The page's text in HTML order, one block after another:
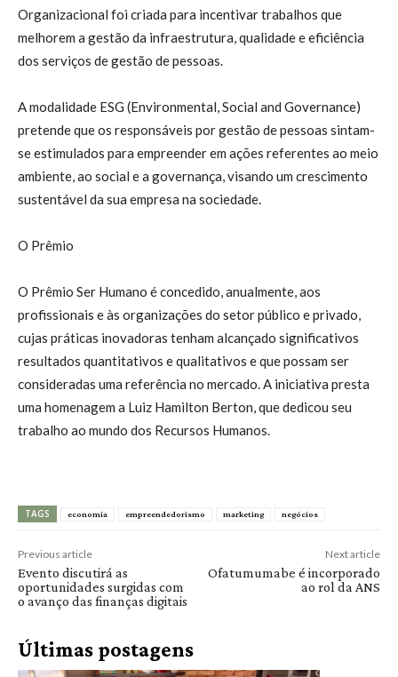
Organizacional foi criada para incentivar trabalhos que
melhorem a gestão da infraestrutura, qualidade e eficiência
dos serviços de gestão de pessoas.
A modalidade ESG (Environmental, Social and Governance)
pretende que os responsáveis por gestão de pessoas sintam-
se estimulados para empreender em ações referentes ao meio
ambiente, ao social e a governança, visando um crescimento
sustentável da sua empresa na sociedade.
O Prêmio
O Prêmio Ser Humano é concedido, anualmente, aos
profissionais e às organizações do setor público e privado,
cujas práticas inovadoras tenham alcançado significativos
resultados quantitativos e qualitativos e que possam ser
consideradas uma referência no mercado. A iniciativa presta
uma homenagem a Luiz Hamilton Berton, que dedicou seu
trabalho ao mundo dos Recursos Humanos.
TAGS economia empreendedorismo marketing negócios
Previous article
Evento discutirá as
oportunidades surgidas com
o avanço das finanças digitais
Next article
Ofatumumabe é incorporado
ao rol da ANS
Últimas postagens